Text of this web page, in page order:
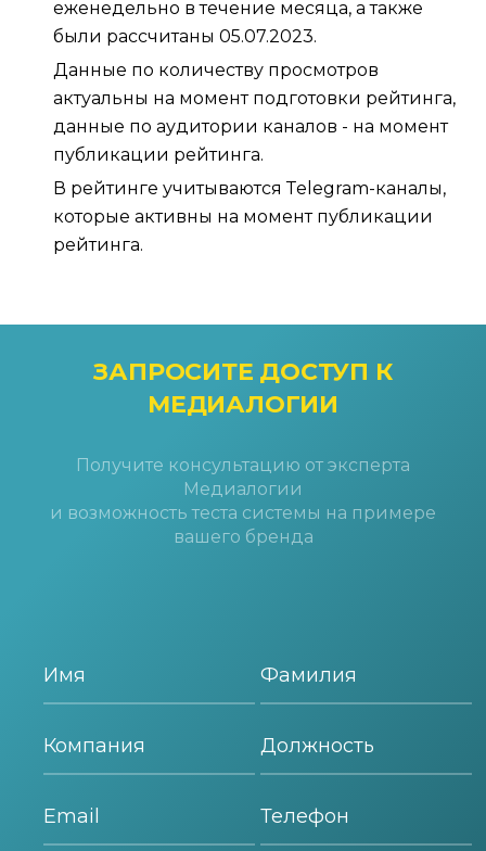
еженедельно в течение месяца, а также
были рассчитаны 05.07.2023.
Данные по количеству просмотров
актуальны на момент подготовки рейтинга,
данные по аудитории каналов - на момент
публикации рейтинга.
В рейтинге учитываются Тelegram-каналы,
которые активны на момент публикации
рейтинга.
ЗАПРОСИТЕ ДОСТУП К
МЕДИАЛОГИИ
Получите консультацию от эксперта
Медиалогии
и возможность теста системы на примере
вашего бренда